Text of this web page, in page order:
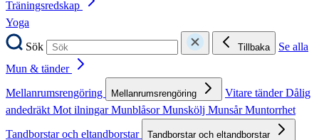
Träningsredskap
Yoga
Sök
Tillbaka
Se alla
Mun & tänder
Mellanrumsrengöring
Mellanrumsrengöring Vitare tänderDålig
andedräktMot ilningarMunblåsorMunskölj MunsårMuntorrhet
Tandborstar och eltandborstar
Tandborstar och eltandborstar